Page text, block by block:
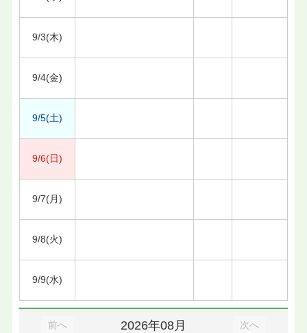
9/3(木)
9/4(金)
9/5(土)
9/6(日)
9/7(月)
9/8(火)
9/9(水)
前へ 2026年08月 次へ